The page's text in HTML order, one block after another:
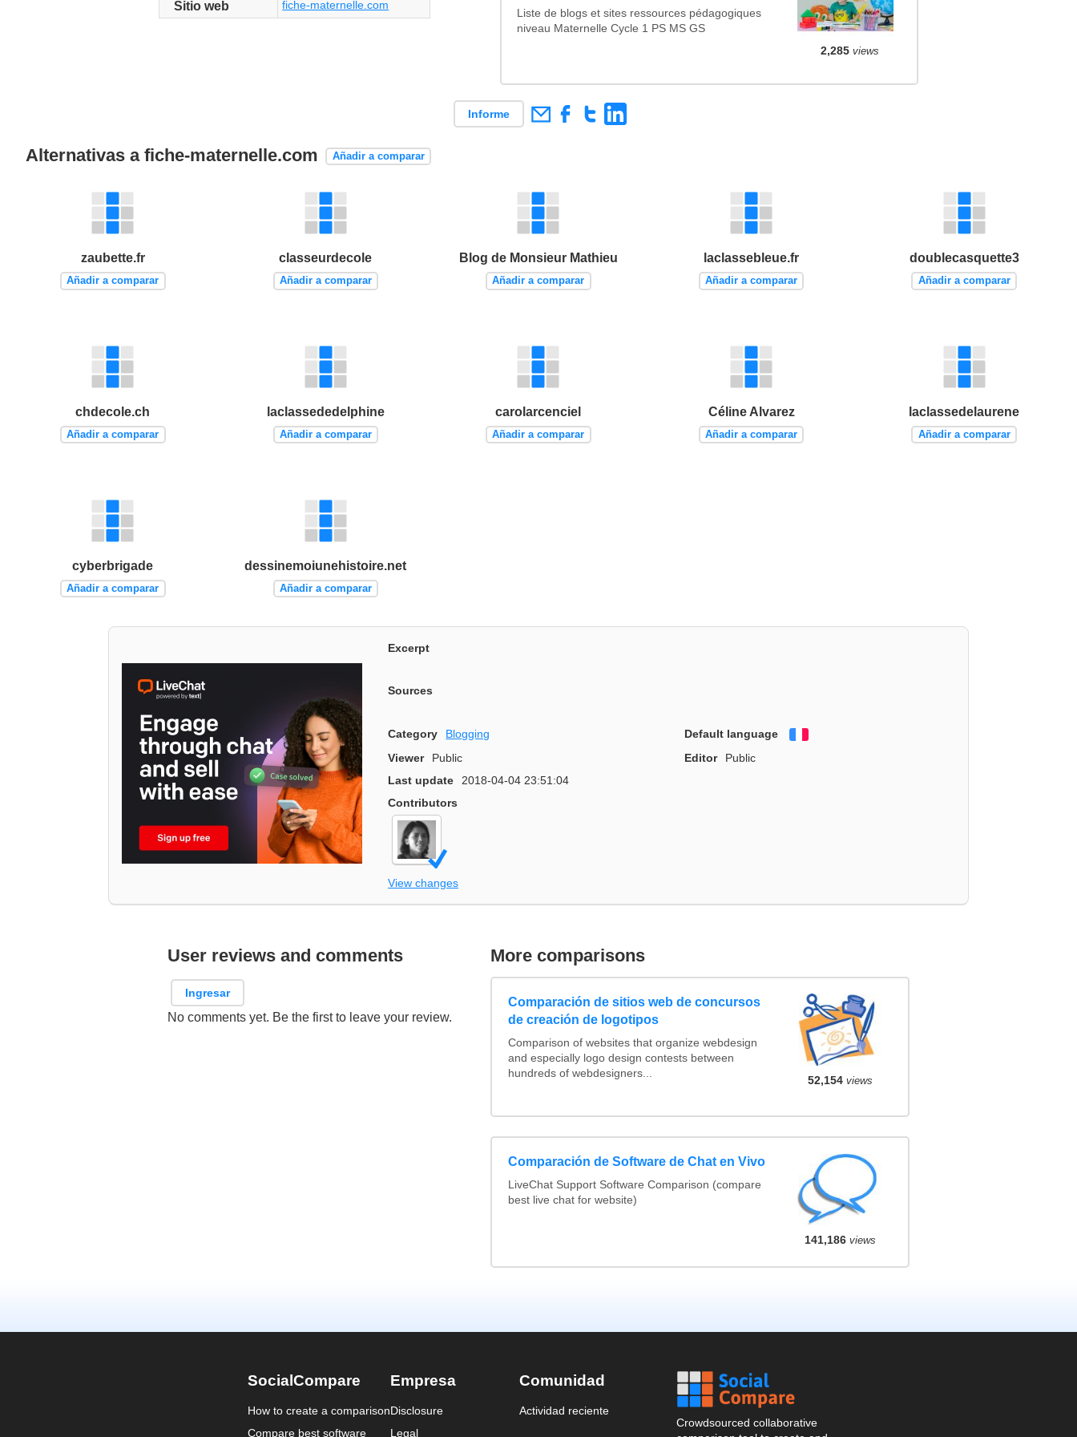
Sitio web fiche-maternelle.com
Liste de blogs et sites ressources pédagogiques
niveau Maternelle Cycle 1 PS MS GS
2,285 views
Informe
Alternativas a fiche-maternelle.com Añadir a comparar
zaubette.fr
Añadir a comparar
classeurdecole
Añadir a comparar
Blog de Monsieur Mathieu
Añadir a comparar
laclassebleue.fr
Añadir a comparar
doublecasquette3
Añadir a comparar
chdecole.ch
Añadir a comparar
laclassededelphine
Añadir a comparar
carolarcenciel
Añadir a comparar
Céline Alvarez
Añadir a comparar
laclassedelaurene
Añadir a comparar
cyberbrigade
Añadir a comparar
dessinemoiunehistoire.net
Añadir a comparar
Excerpt
Sources
Category Blogging Default language
Viewer
Public Editor
Public
Last update
2018-04-04 23:51:04
Contributors
View changes
User reviews and comments
Ingresar
No comments yet. Be the first to leave your review.
More comparisons
Comparación de sitios web de concursos
de creación de logotipos
Comparison of websites that organize webdesign
and especially logo design contests between
hundreds of webdesigners...
52,154 views
Comparación de Software de Chat en Vivo
LiveChat Support Software Comparison (compare
best live chat for website)
141,186 views
SocialCompare
How to create a comparison
Compare best software
Empresa
Disclosure
Legal
Comunidad
Actividad reciente
Crowdsourced collaborative